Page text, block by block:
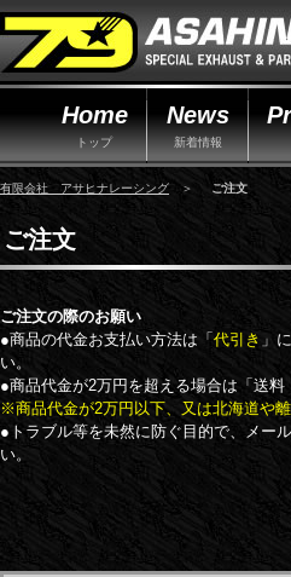
Home
トップ
News
新着情報
有限会社 アサヒナレーシング ＞ ご注文
ご注文
ご注文の際のお願い
●商品の代金お支払い方法は「 代引き 」
い。
●商品代金が2万円を超える場合は「送
※商品代金が2万円以下、又は北海道や
●トラブル等を未然に防ぐ目的で、メー
い。